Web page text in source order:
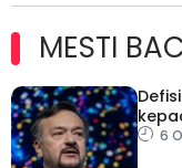
MESTI
6